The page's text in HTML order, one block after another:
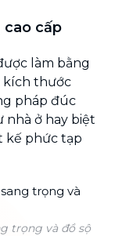
cao cấp
làm bằng
kích thước
pháp đúc
nhà ở hay biệt
kế phức tạp
trọng và đồ sộ